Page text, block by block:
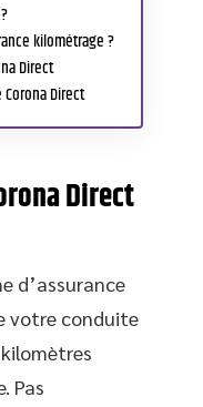
kilométrage ?
Direct
Direct
Direct
d’assurance
votre conduite
Pas